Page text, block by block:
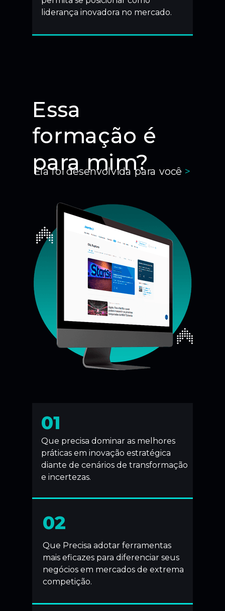
Essa
formação é
para mim?
Ela foi desenvolvida para você >
01
Que precisa dominar as melhores
práticas em inovação estratégica
diante de cenários de transformação
e incertezas.
02
Que Precisa adotar ferramentas
mais eficazes para diferenciar seus
negócios em mercados de extrema
competição.
liderança inovadora no mercado.